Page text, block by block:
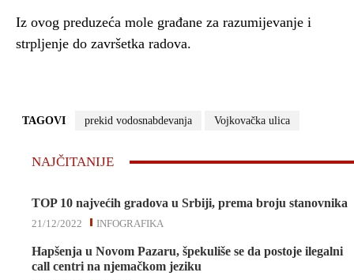
Iz ovog preduzeća mole građane za razumijevanje i
strpljenje do završetka radova.
TAGOVI prekid vodosnabdevanja Vojkovačka ulica
NAJČITANIJE
TOP 10 najvećih gradova u Srbiji, prema broju stanovnika
INFOGRAFIKA
21/12/2022
Hapšenja u Novom Pazaru, špekuliše se da postoje ilegalni
call centri na njemačkom jeziku